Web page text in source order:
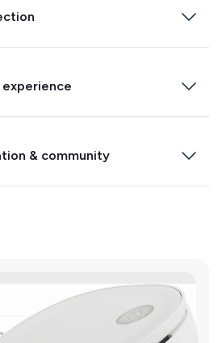
they are in the world, and at any
Just enable the feature on
Track temperature and
& community